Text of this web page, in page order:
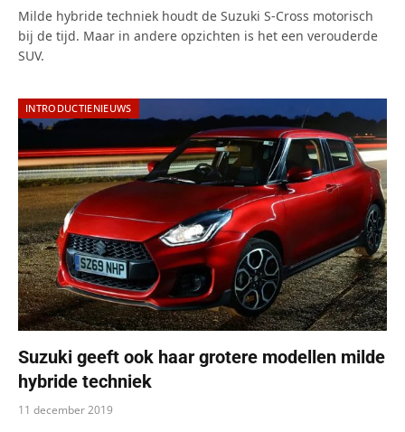
7.0
Milde hybride techniek houdt de Suzuki S-Cross motorisch
bij de tijd. Maar in andere opzichten is het een verouderde
SUV.
INTRODUCTIENIEUWS
Suzuki geeft ook haar grotere modellen milde
hybride techniek
11 december 2019